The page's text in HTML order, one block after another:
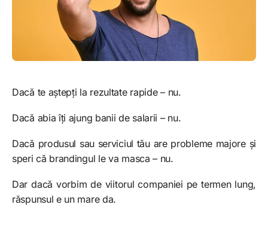
Dacă te aștepți la rezultate rapide – nu.
Dacă abia îți ajung banii de salarii – nu.
Dacă produsul sau serviciul tău are probleme majore și
speri că brandingul le va masca – nu.
Dar dacă vorbim de viitorul companiei pe termen lung,
răspunsul e un mare da.